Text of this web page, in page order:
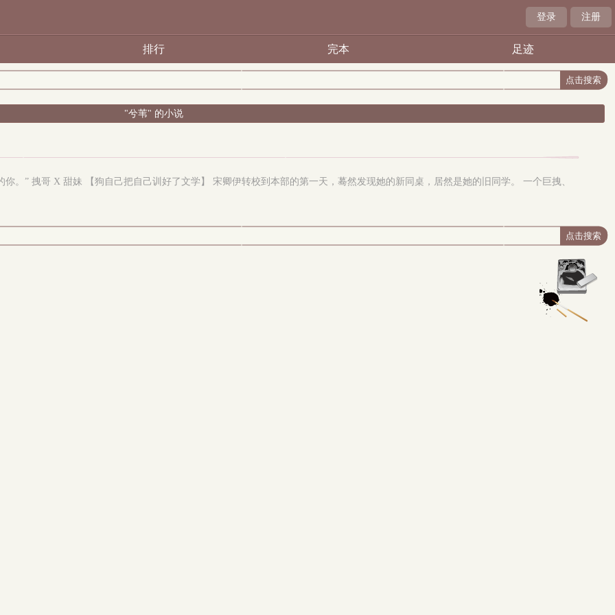
登录 注册
排行 完本 足迹
"兮苇" 的小说
。” 拽哥 X 甜妹 【狗自己把自己训好了文学】 宋卿伊转校到本部的第一天，蓦然发现她的新同桌，居然是她的旧同学。 一个巨拽、